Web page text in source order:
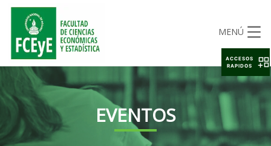
MENÚ
EVENTOS
ACCESOS
RAPIDOS